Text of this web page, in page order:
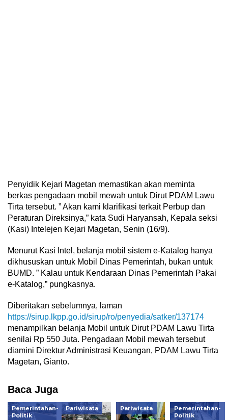
Penyidik Kejari Magetan memastikan akan meminta
berkas pengadaan mobil mewah untuk Dirut PDAM Lawu
Tirta tersebut. ” Akan kami klarifikasi terkait Perbup dan
Peraturan Direksinya,” kata Sudi Haryansah, Kepala seksi
(Kasi) Intelejen Kejari Magetan, Senin (16/9).
Menurut Kasi Intel, belanja mobil sistem e-Katalog hanya
dikhususkan untuk Mobil Dinas Pemerintah, bukan untuk
BUMD. ” Kalau untuk Kendaraan Dinas Pemerintah Pakai
e-Katalog,” pungkasnya.
Diberitakan sebelumnya, laman
https://sirup.lkpp.go.id/sirup/ro/penyedia/satker/137174
menampilkan belanja Mobil untuk Dirut PDAM Lawu Tirta
senilai Rp 550 Juta. Pengadaan Mobil mewah tersebut
diamini Direktur Administrasi Keuangan, PDAM Lawu Tirta
Magetan, Gianto.
Baca Juga
Pemerintahan-
Politik
Pariwisata Pariwisata
Pemerintahan-
Politik